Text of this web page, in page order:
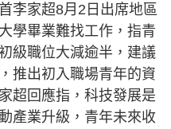
李家超8月2日出席地區
學畢業難找工作，指青
級職位大減逾半，建議
推出初入職場青年的資
超回應指，科技發展是
產業升級，青年未來收